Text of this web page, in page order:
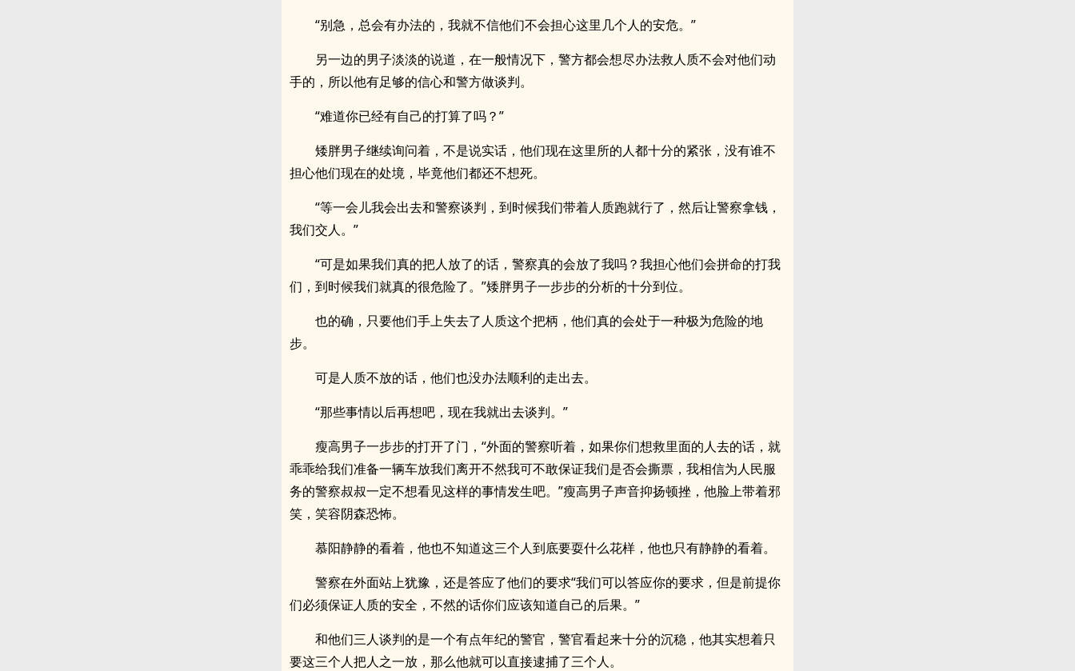
“别急，总会有办法的，我就不信他们不会担心这里几个人的安危。”
另一边的男子淡淡的说道，在一般情况下，警方都会想尽办法救人质不会对他们动
手的，所以他有足够的信心和警方做谈判。
“难道你已经有自己的打算了吗？”
矮胖男子继续询问着，不是说实话，他们现在这里所的人都十分的紧张，没有谁不
担心他们现在的处境，毕竟他们都还不想死。
“等一会儿我会出去和警察谈判，到时候我们带着人质跑就行了，然后让警察拿钱，
我们交人。”
“可是如果我们真的把人放了的话，警察真的会放了我吗？我担心他们会拼命的打我
们，到时候我们就真的很危险了。”矮胖男子一步步的分析的十分到位。
也的确，只要他们手上失去了人质这个把柄，他们真的会处于一种极为危险的地
步。
可是人质不放的话，他们也没办法顺利的走出去。
“那些事情以后再想吧，现在我就出去谈判。”
瘦高男子一步步的打开了门，“外面的警察听着，如果你们想救里面的人去的话，就
乖乖给我们准备一辆车放我们离开不然我可不敢保证我们是否会撕票，我相信为人民服
务的警察叔叔一定不想看见这样的事情发生吧。”瘦高男子声音抑扬顿挫，他脸上带着邪
笑，笑容阴森恐怖。
慕阳静静的看着，他也不知道这三个人到底要耍什么花样，他也只有静静的看着。
警察在外面站上犹豫，还是答应了他们的要求“我们可以答应你的要求，但是前提你
们必须保证人质的安全，不然的话你们应该知道自己的后果。”
和他们三人谈判的是一个有点年纪的警官，警官看起来十分的沉稳，他其实想着只
要这三个人把人之一放，那么他就可以直接逮捕了三个人。